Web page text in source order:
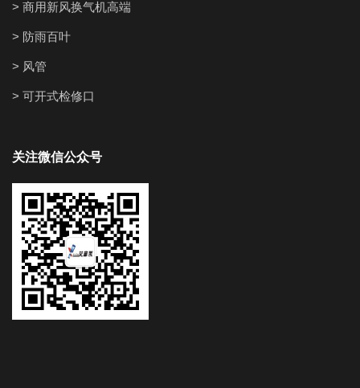
> 商用新风换气机高端
> 防雨百叶
> 风管
> 可开式检修口
关注微信公众号